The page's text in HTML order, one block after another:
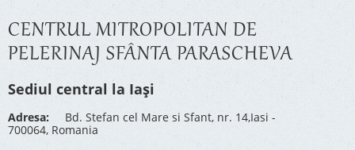
CENTRUL MITROPOLITAN DE
PELERINAJ SFÂNTA PARASCHEVA
Sediul central la Iași
Adresa: Bd. Stefan cel Mare si Sfant, nr. 14,Iasi -
700064, Romania